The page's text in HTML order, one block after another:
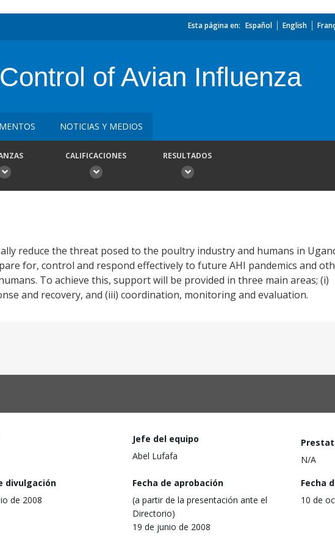
Esta página en: Español English
of Avian Influenza
NOTICIAS Y MEDIOS
CALIFICACIONES RESULTADOS
reduce the threat posed to the poultry industry and humans in
for, control and respond effectively to future AHI pandemics and
To achieve this, support will be provided in three main areas; (i)
and recovery, and (iii) coordination, monitoring and evaluation.
Jefe del equipo
Abel Lufafa
N/A
divulgación
de 2008
Fecha de aprobación
(a partir de la presentación ante el
Directorio)
19 de junio de 2008
Fecha
10 de